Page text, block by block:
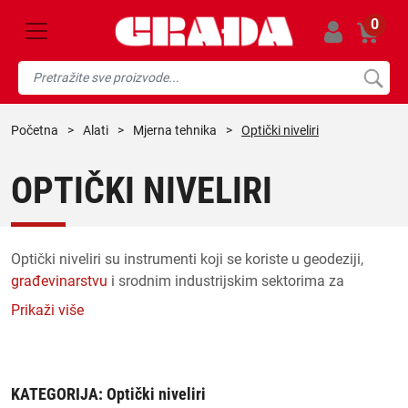
0
početna > alati > mjerna tehnika > Optički niveliri
OPTIČKI NIVELIRI
Optički niveliri su instrumenti koji se koriste u geodeziji,
građevinarstvu i srodnim industrijskim sektorima za
mjerenje visinskih razlika i izvođenje preciznih nivelirajućih
točaka na terenu.
Prikaži više
KATEGORIJA: Optički niveliri